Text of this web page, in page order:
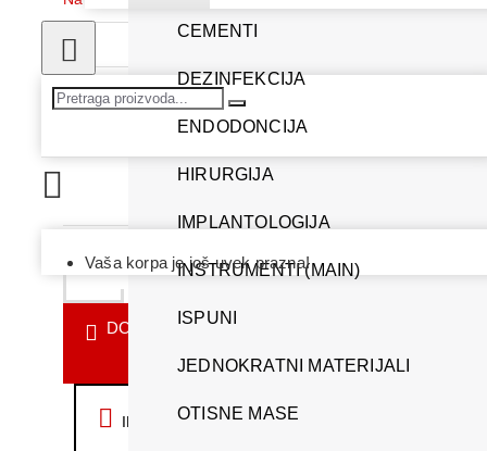
CEMENTI
DEZINFEKCIJA
ENDODONCIJA
HIRURGIJA
IMPLANTOLOGIJA
INSTRUMENTI (MAIN)
ISPUNI
JEDNOKRATNI MATERIJALI
OTISNE MASE
Vaša korpa je još uvek prazna!
2.102.400,00 RSD
DODAJ U KORPU
IDI NA KASU